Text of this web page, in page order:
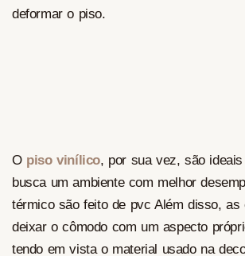
deformar o piso.
O piso vinílico, por sua vez, são
busca um ambiente com melhor
térmico são feito de pvc Além disso, as
deixar o cômodo com um aspecto
tendo em vista o material usado na